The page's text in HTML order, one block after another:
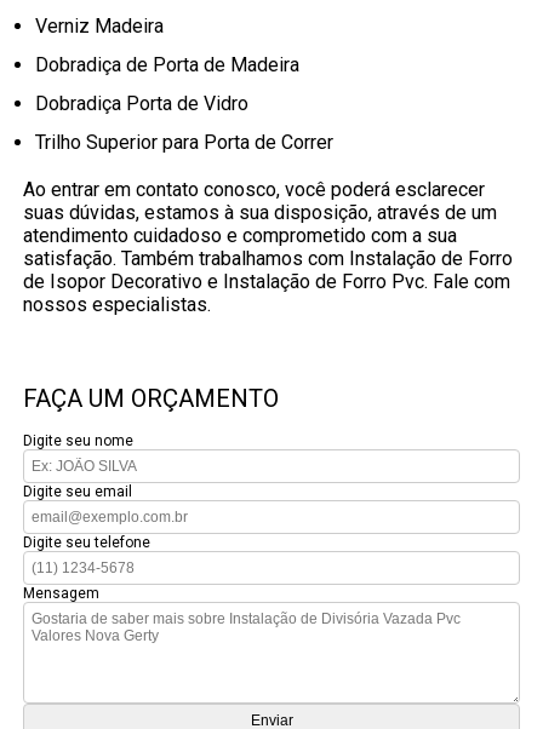
Verniz Madeira
Dobradiça de Porta de Madeira
Dobradiça Porta de Vidro
Trilho Superior para Porta de Correr
Ao entrar em contato conosco, você poderá esclarecer
suas dúvidas, estamos à sua disposição, através de um
atendimento cuidadoso e comprometido com a sua
satisfação. Também trabalhamos com Instalação de Forro
de Isopor Decorativo e Instalação de Forro Pvc. Fale com
nossos especialistas.
FAÇA UM ORÇAMENTO
Digite seu nome
Digite seu email
Digite seu telefone
Mensagem